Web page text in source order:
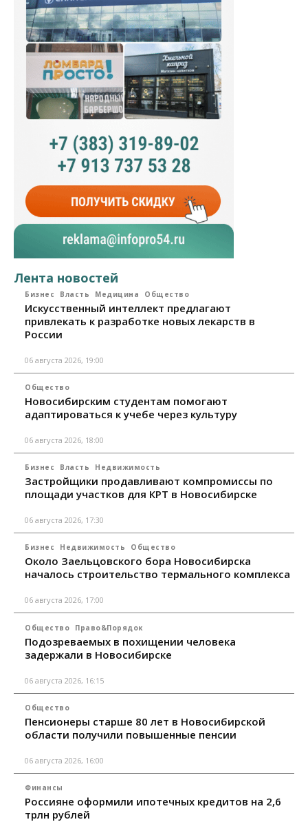
Лента новостей
Бизнес Власть Медицина Общество
Искусственный интеллект предлагают
привлекать к разработке новых лекарств в
России
06 августа 2026, 19:00
Общество
Новосибирским студентам помогают
адаптироваться к учебе через культуру
06 августа 2026, 18:00
Бизнес Власть Недвижимость
Застройщики продавливают компромиссы по
площади участков для КРТ в Новосибирске
06 августа 2026, 17:30
Бизнес Недвижимость Общество
Около Заельцовского бора Новосибирска
началось строительство термального комплекса
06 августа 2026, 17:00
Общество Право&Порядок
Подозреваемых в похищении человека
задержали в Новосибирске
06 августа 2026, 16:15
Общество
Пенсионеры старше 80 лет в Новосибирской
области получили повышенные пенсии
06 августа 2026, 16:00
Финансы
Россияне оформили ипотечных кредитов на 2,6
трлн рублей